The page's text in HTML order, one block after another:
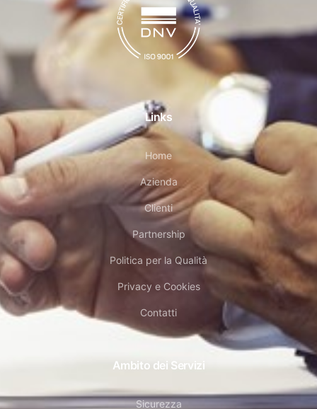
Links
Home
Azienda
Clienti
Partnership
Politica per la Qualità
Privacy e Cookies
Contatti
Ambito dei Servizi
Sicurezza